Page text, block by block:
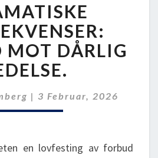
KONSEKVENSER:
FORBUD
MOT
DÅRLIG
LEDELSE.
MOT DÅRLIG
| 3 Februar, 2026
en lovfesting av forbud